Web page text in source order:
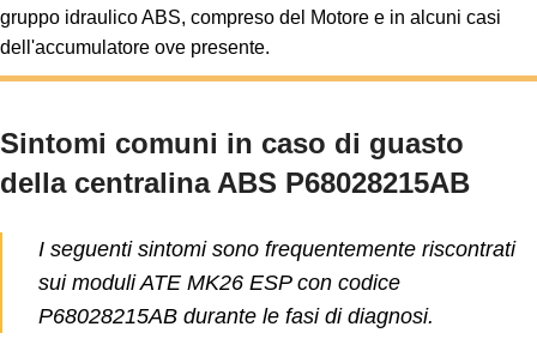
gruppo idraulico ABS, compreso del Motore e in alcuni casi
dell'accumulatore ove presente.
Sintomi comuni in caso di guasto
della centralina ABS P68028215AB
I seguenti sintomi sono frequentemente riscontrati
sui moduli ATE MK26 ESP con codice
P68028215AB durante le fasi di diagnosi.